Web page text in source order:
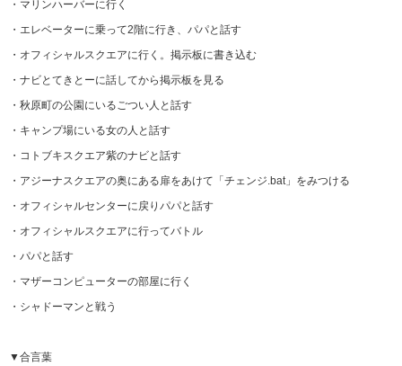
・マリンハーバーに行く
・エレベーターに乗って2階に行き、パパと話す
・オフィシャルスクエアに行く。掲示板に書き込む
・ナビとてきとーに話してから掲示板を見る
・秋原町の公園にいるごつい人と話す
・キャンプ場にいる女の人と話す
・コトブキスクエア紫のナビと話す
・アジーナスクエアの奥にある扉をあけて「チェンジ.bat」をみつける
・オフィシャルセンターに戻りパパと話す
・オフィシャルスクエアに行ってバトル
・パパと話す
・マザーコンピューターの部屋に行く
・シャドーマンと戦う
▼合言葉